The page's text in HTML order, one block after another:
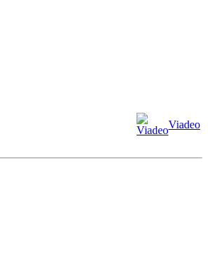
Viadeo